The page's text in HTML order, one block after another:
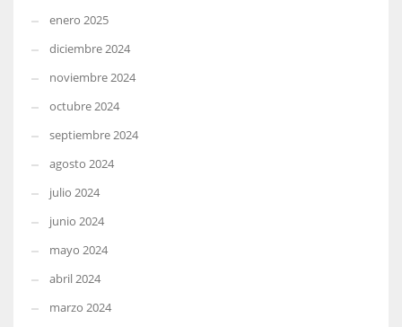
enero 2025
diciembre 2024
noviembre 2024
octubre 2024
septiembre 2024
agosto 2024
julio 2024
junio 2024
mayo 2024
abril 2024
marzo 2024